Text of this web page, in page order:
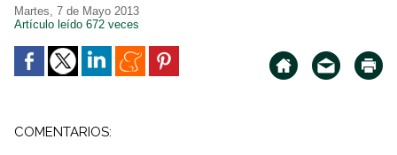
Martes, 7 de Mayo 2013
Artículo leído 672 veces
COMENTARIOS: